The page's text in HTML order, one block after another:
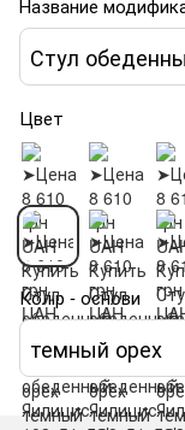
Название
Цвет
Колір - основи
темный орех